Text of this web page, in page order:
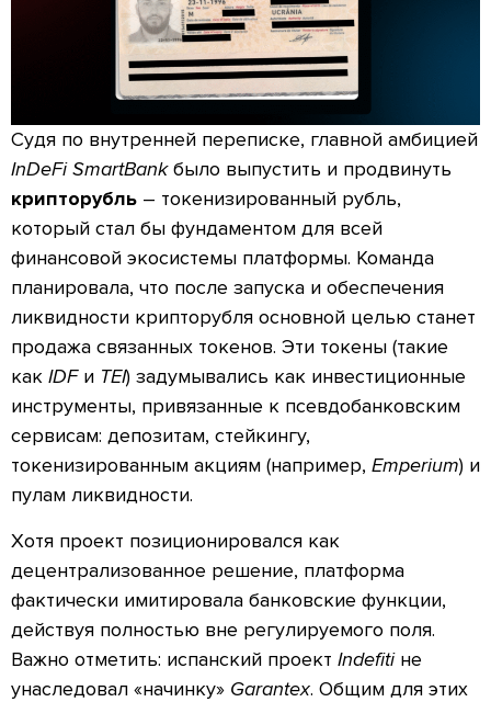
Судя по внутренней переписке, главной амбицией
InDeFi SmartBankбыло выпустить и продвинуть
крипторубль – токенизированный рубль,
который стал бы фундаментом для всей
финансовой экосистемы платформы. Команда
планировала, что после запуска и обеспечения
ликвидности крипторубля основной целью станет
продажа связанных токенов. Эти токены (такие
как IDF и TEI) задумывались как инвестиционные
инструменты, привязанные к псевдобанковским
сервисам: депозитам, стейкингу,
токенизированным акциям (например, Emperium) и
пулам ликвидности.
Хотя проект позиционировался как
децентрализованное решение, платформа
фактически имитировала банковские функции,
действуя полностью вне регулируемого поля.
Важно отметить: испанский проект Indefiti не
унаследовал «начинку» Garantex. Общим для этих